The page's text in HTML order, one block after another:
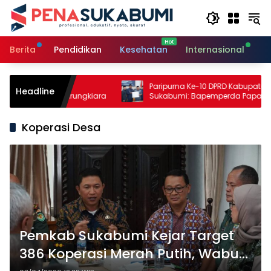
Langsung
konten
Berita
Pendidikan Kesehatan Internasional
Headline
Warungkiara
Paripurna Ke-10 DPRD Kabupaten
Sukabumi: Bapemperda Paparkan Hasil
Bahasan, Bupati Sampaikan Nota
Koperasi Desa
Pemkab Sukabumi Kejar Target
386 Koperasi Merah Putih, Wabup: